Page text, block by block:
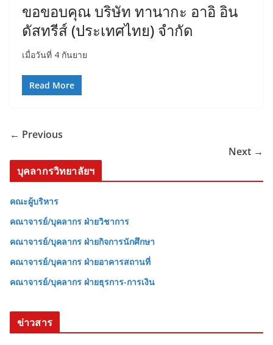
ขอขอบคุณ บริษัท ทานากะ อาอิ อิน
ดัสทรีส์ (ประเทศไทย) จำกัด
เมื่อวันที่ 4 กันยาย
Read More
← Previous
Next →
บุคลากรวิทยาลัยฯ
คณะผู้บริหาร
คณาจารย์/บุคลากร ฝ่ายวิชาการ
คณาจารย์/บุคลากร ฝ่ายกิจการนักศึกษา
คณาจารย์/บุคลากร ฝ่ายอาคารสถานที่
คณาจารย์/บุคลากร ฝ่ายธุรการ-การเงิน
ข่าวสาร